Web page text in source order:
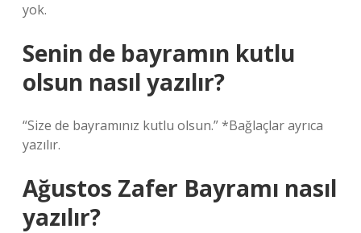
yok.
Senin de bayramın kutlu
olsun nasıl yazılır?
“Size de bayramınız kutlu olsun.” *Bağlaçlar ayrıca
yazılır.
Ağustos Zafer Bayramı nasıl
yazılır?